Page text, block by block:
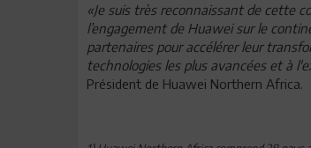
«Je suis très reconnaissant de cette
l’engagement de Huawei sur le
partenaires pour accélérer leur
technologies les plus avancées et à
Président de Huawei Northern Africa.